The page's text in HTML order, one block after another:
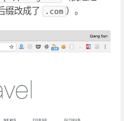
缀改成了 .com ）。